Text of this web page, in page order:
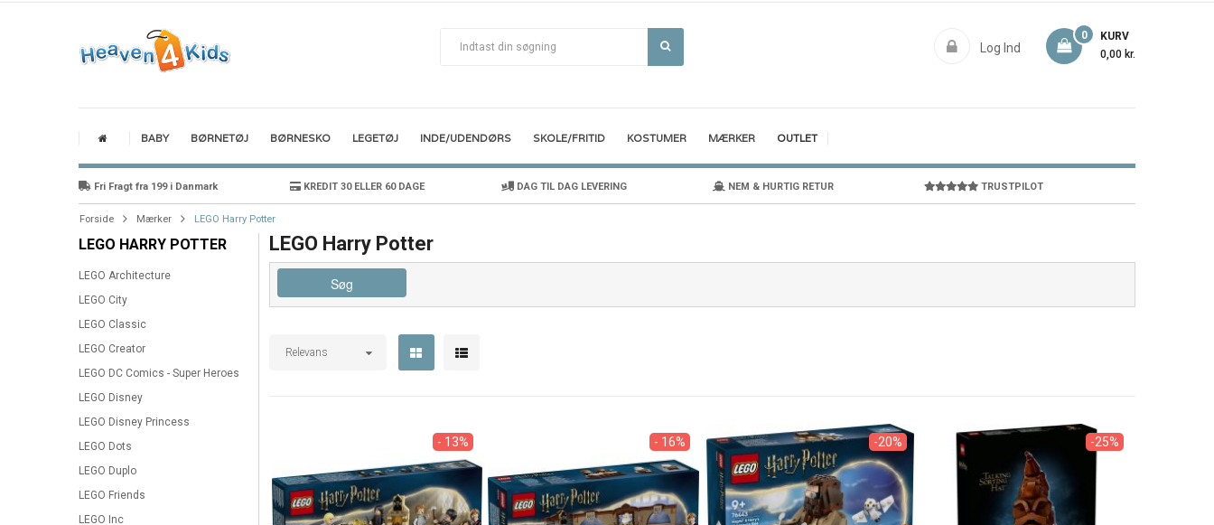
Log Ind
KURV
0
0,00 kr.
BABY BØRNETØJ BØRNESKO LEGETØJ INDE/UDENDØRS SKOLE/FRITID KOSTUMER MÆRKER OUTLET
Fri Fragt fra 199 i Danmark KREDIT 30 ELLER 60 DAGE DAG TIL DAG LEVERING NEM & HURTIG RETUR TRUSTPILOT
Forside Mærker LEGO Harry Potter
LEGO HARRY POTTER
LEGO Architecture
LEGO City
LEGO Classic
LEGO Creator
LEGO DC Comics - Super Heroes
LEGO Disney
LEGO Disney Princess
LEGO Dots
LEGO Duplo
LEGO Friends
LEGO Inc
LEGO Harry Potter
Søg
Relevans
- 13% - 16% -20% -25%